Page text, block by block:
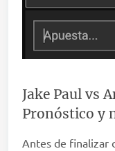
Jake Paul vs
Pronóstico y
Antes de finalizar